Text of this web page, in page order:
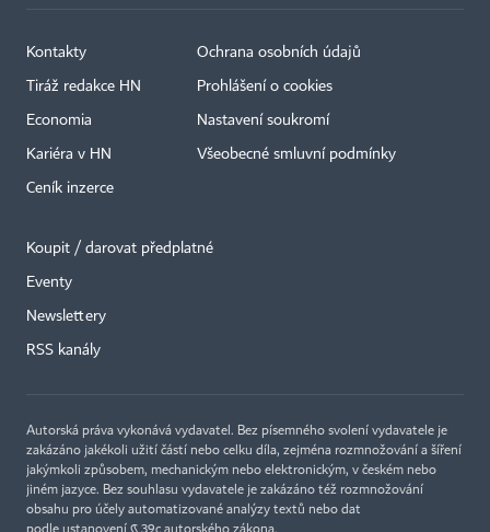
Kontakty
Tiráž redakce HN
Economia
Kariéra v HN
Ceník inzerce
Ochrana osobních údajů
Prohlášení o cookies
Nastavení soukromí
Všeobecné smluvní podmínky
Koupit / darovat předplatné
Eventy
Newslettery
RSS kanály
Autorská práva vykonává vydavatel. Bez písemného svolení vydavatele je
zakázáno jakékoli užití částí nebo celku díla, zejména rozmnožování a šíření
jakýmkoli způsobem, mechanickým nebo elektronickým, v českém nebo
jiném jazyce. Bez souhlasu vydavatele je zakázáno též rozmnožování
obsahu pro účely automatizované analýzy textů nebo dat
podle ustanovení § 39c autorského zákona.